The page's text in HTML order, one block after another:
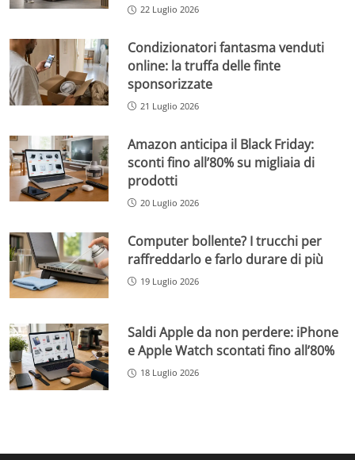
22 Luglio 2026
Condizionatori fantasma venduti
online: la truffa delle finte
sponsorizzate
21 Luglio 2026
Amazon anticipa il Black Friday:
sconti fino all’80% su migliaia di
prodotti
20 Luglio 2026
Computer bollente? I trucchi per
raffreddarlo e farlo durare di più
19 Luglio 2026
Saldi Apple da non perdere: iPhone
e Apple Watch scontati fino all’80%
18 Luglio 2026